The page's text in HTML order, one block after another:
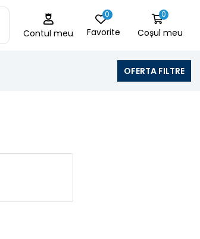
Contul meu
0
Favorite
0
Coșul meu
OFERTA FILTRE